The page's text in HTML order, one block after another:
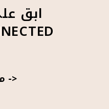
ابق
<-